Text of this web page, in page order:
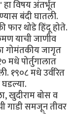
हा विषय अंतर्भूत
बंदी घातली.
फार थोडे हिंदू होते.
याची जाणीव
गोमंतकीय जागृत
मधे पोर्तुगालात
१९०८ मधे उर्वरित
खुदीराम बोस व
गाडी समजून तीवर